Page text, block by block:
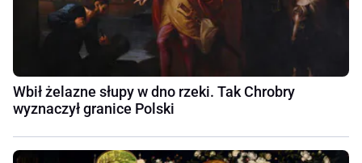
Wbił żelazne słupy w dno rzeki. Tak Chrobry
wyznaczył granice Polski